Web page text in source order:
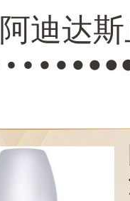
阿迪达